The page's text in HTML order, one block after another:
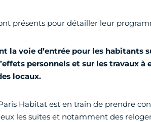
présents pour détailler leur
la voie d’entrée pour les habitants
personnels et sur les travaux à
locaux.
Habitat est en train de prendre
les suites et notamment des